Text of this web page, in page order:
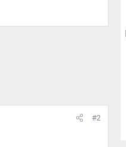
#2